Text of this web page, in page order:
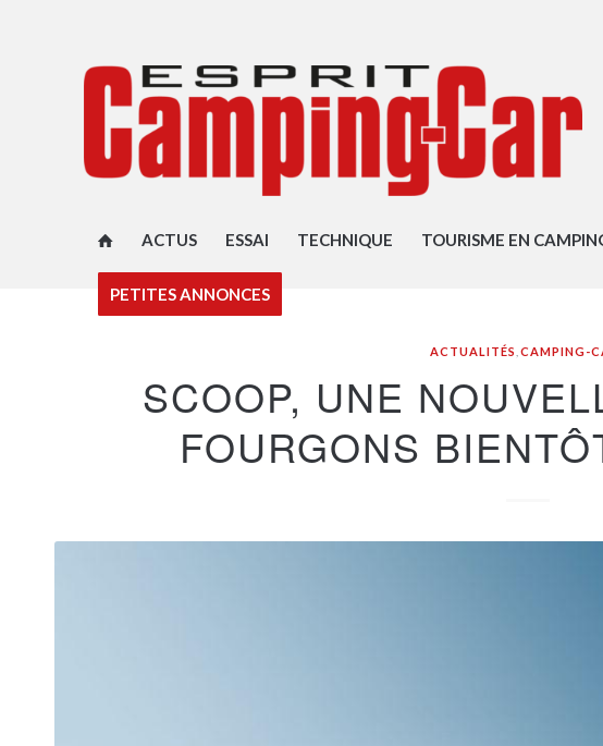
ACTUS ESSAI TECHNIQUE TOURISME EN
PETITES ANNONCES
ACTUALITÉS CAMPING-
SCOOP, UNE
FOURGONS